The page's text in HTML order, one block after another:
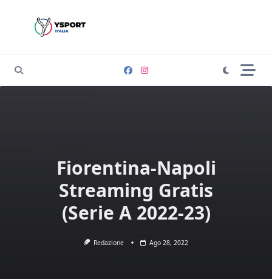
Fiorentina-Napoli
Streaming Gratis
(Serie A 2022-23)
Redazione Ago 28, 2022